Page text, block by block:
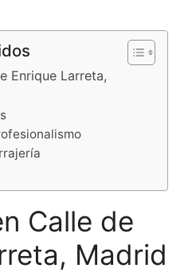
Enrique Larreta,
Calle de
Madrid